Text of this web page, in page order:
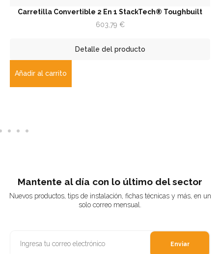
Carretilla Convertible 2 En 1 StackTech® Toughbuilt
603,79 €
Detalle del producto
Añadir al carrito
Mantente al día con lo último del sector
Nuevos productos, tips de instalación, fichas técnicas y más, en un
solo correo mensual.
Enviar